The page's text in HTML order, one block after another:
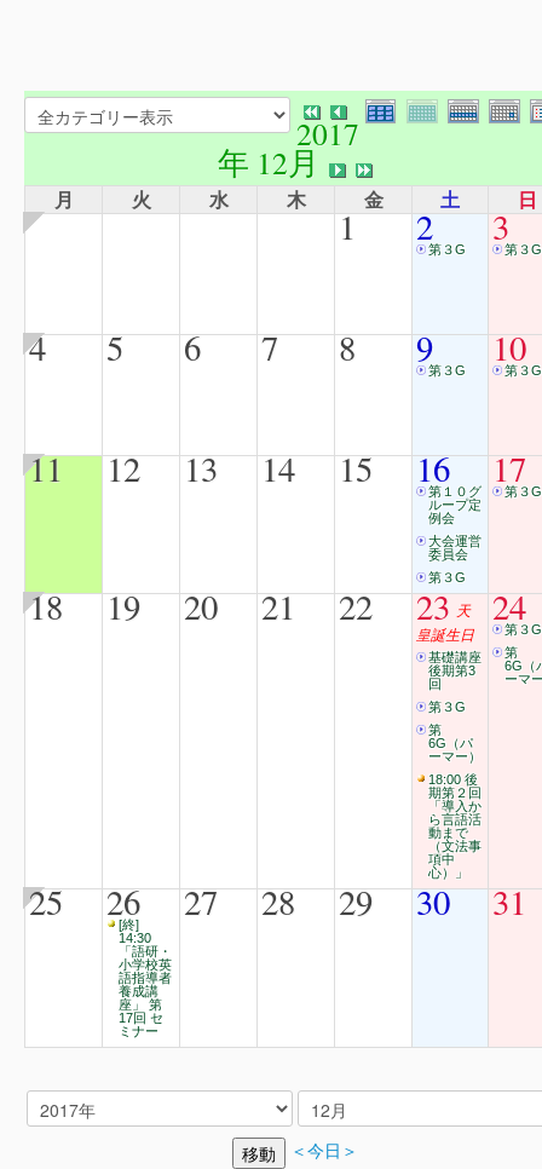
2017
年 12月
月 火 水 木 金 土 日
1 2第３G 3第３G
4 5 6 7 8 9第３G 10
第３G
11 12 13 14 15 16
第１０グ
ループ定
例会
大会運営
委員会
第３G
17
第３G
18 19 20 21 22 23 天
皇誕生日
基礎講座
後期第3
回
第３G
第
6G（パ
ーマー）
18:00 後
期第２回
「導入か
ら言語活
動まで
（文法事
項中
心）」
24
第３G
第
6G（
ーマ
25 26
[終]
14:30
「語研・
小学校英
語指導者
養成講
座」 第
17回 セ
ミナー
27 28 29 30 31
＜今日＞